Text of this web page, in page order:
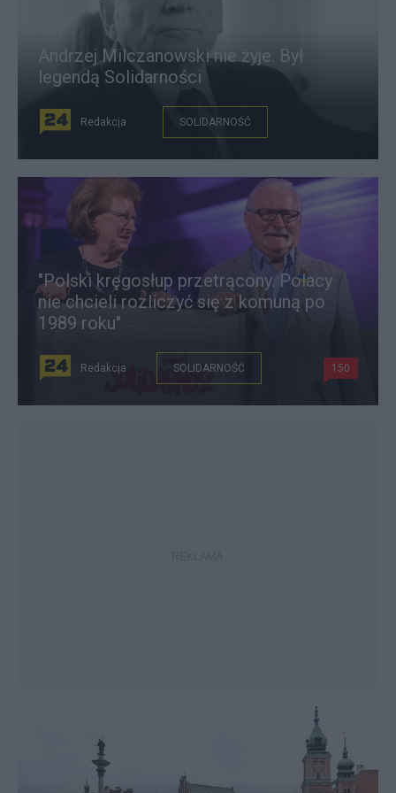
Andrzej Milczanowski nie żyje. Był
legendą Solidarności
Redakcja SOLIDARNOŚĆ
"Polski kręgosłup przetrącony. Polacy
nie chcieli rozliczyć się z komuną po
1989 roku"
Redakcja SOLIDARNOŚĆ 150